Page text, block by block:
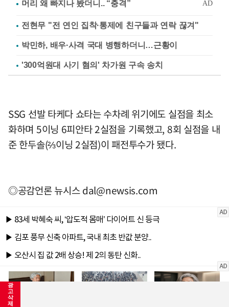
전현무 "전 연인 집착·통제에 친구들과 연락 끊겨"
박민하, 배우·사격 국대 병행하더니…근황이
'300억원대 사기 혐의' 차가원 구속 송치
SSG 선발 타케다 쇼타는 수차례 위기에도 실점을 최소
화하며 5이닝 6피안타 2실점을 기록했고, 8회 실점을 내
준 한두솔(⅔이닝 2실점)이 패전투수가 됐다.
◎공감언론 뉴시스dal@newsis.com
광
고
삭
제